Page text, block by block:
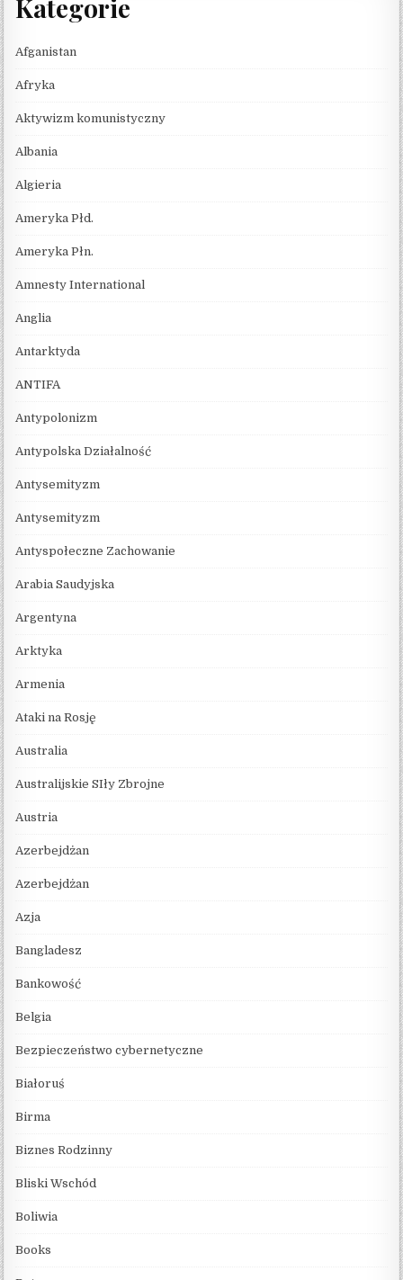
Kategorie
Afganistan
Afryka
Aktywizm komunistyczny
Albania
Algieria
Ameryka Płd.
Ameryka Płn.
Amnesty International
Anglia
Antarktyda
ANTIFA
Antypolonizm
Antypolska Działalność
Antysemityzm
Antysemityzm
Antyspołeczne Zachowanie
Arabia Saudyjska
Argentyna
Arktyka
Armenia
Ataki na Rosję
Australia
Australijskie SIły Zbrojne
Austria
Azerbejdżan
Azerbejdżan
Azja
Bangladesz
Bankowość
Belgia
Bezpieczeństwo cybernetyczne
Białoruś
Birma
Biznes Rodzinny
Bliski Wschód
Boliwia
Books